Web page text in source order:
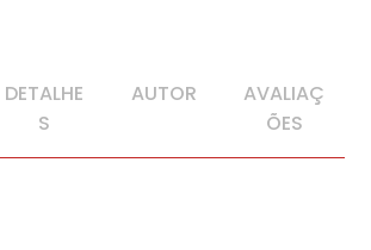
DETALHE
S
AUTOR
AVALIAÇ
ÕES